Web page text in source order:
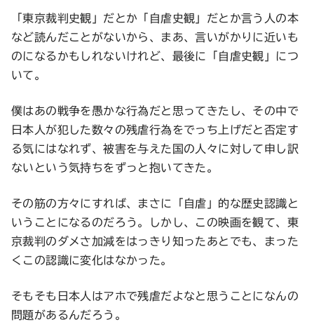
「東京裁判史観」だとか「自虐史観」だとか言う人の本
など読んだことがないから、まあ、言いがかりに近いも
のになるかもしれないけれど、最後に「自虐史観」につ
いて。
僕はあの戦争を愚かな行為だと思ってきたし、その中で
日本人が犯した数々の残虐行為をでっち上げだと否定す
る気にはなれず、被害を与えた国の人々に対して申し訳
ないという気持ちをずっと抱いてきた。
その筋の方々にすれば、まさに「自虐」的な歴史認識と
いうことになるのだろう。しかし、この映画を観て、東
京裁判のダメさ加減をはっきり知ったあとでも、まった
くこの認識に変化はなかった。
そもそも日本人はアホで残虐だよなと思うことになんの
問題があるんだろう。